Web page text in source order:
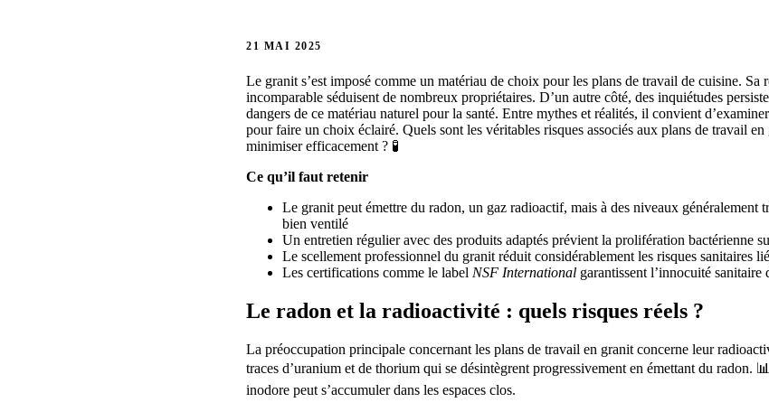
21 MAI 2025
Le granit s’est imposé comme un matériau de choix pour les plans de travail de cuisine. Sa
incomparable séduisent de nombreux propriétaires. D’un autre côté, des inquiétudes
dangers de ce matériau naturel pour la santé. Entre mythes et réalités, il convient
pour faire un choix éclairé. Quels sont les véritables risques associés aux plans de travail
minimiser efficacement ? 🧪
Ce qu’il faut retenir
Le granit peut émettre du radon, un gaz radioactif, mais à des niveaux généralement
bien ventilé
Un entretien régulier avec des produits adaptés prévient la prolifération bactérienne
Le scellement professionnel du granit réduit considérablement les risques sanitaires
Les certifications comme le label NSF International garantissent l’innocuité
Le radon et la radioactivité : quels risques réels ?
La préoccupation principale concernant les plans de travail en granit concerne leur
traces d’uranium et de thorium qui se désintègrent progressivement en émettant du radon.
inodore peut s’accumuler dans les espaces clos.